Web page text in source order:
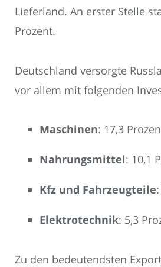
Lieferland. An erster Stelle
Prozent.
Deutschland versorgte
vor allem mit folgenden
Maschinen: 17,3
Nahrungsmittel: 10,1
Kfz und Fahrzeugteile
Elektrotechnik: 5,3
Zu den bedeutendsten